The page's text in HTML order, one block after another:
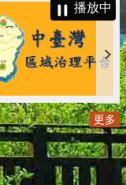
播放中
更多